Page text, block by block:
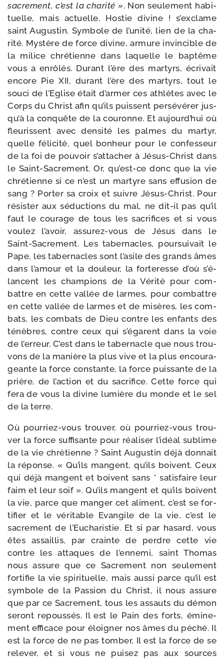
sacre­ment, c’est la cha­ri­té ». Non seule­ment habi­
tuelle, mais actuelle. Hostie divine ! s’ex­clame
saint Augustin. Symbole de l’u­ni­té, lien de la cha­
ri­té. Mystère de force divine, armure invin­cible de
la milice chré­tienne dans laquelle le bap­tême
vous a enrô­lés. Durant l’ère des mar­tyrs, écri­vait
encore Pie XII, durant l’ère des mar­tyrs, tout le
sou­ci de l’Eglise était d’ar­mer ces ath­lètes avec le
Corps du Christ afin qu’ils puissent per­sé­vé­rer jus­
qu’à la conquête de la cou­ronne. Et aujourd’­hui où
fleu­rissent avec den­si­té les palmes du mar­tyr,
quelle féli­ci­té, quel bon­heur pour le confes­seur
de la foi de pou­voir s’at­ta­cher à Jésus-​Christ dans
le Saint-​Sacrement. Or, qu’est-​ce donc que la vie
chré­tienne si ce n’est un mar­tyre sans effu­sion de
sang ? Porter sa croix et suivre Jésus-​Christ. Pour
résis­ter aux séduc­tions du mal, ne dit-​il pas qu’il
faut le cou­rage de tous les sacri­fices et si vous
vou­lez l’a­voir, assurez-​vous de Jésus dans le
Saint-​Sacrement. Les taber­nacles, pour­sui­vait le
Pape, les taber­nacles sont l’a­sile des grands âmes
dans l’a­mour et la dou­leur, la for­te­resse d’où s’é­
lancent les cham­pions de la Vérité pour com­
battre en cette val­lée de larmes, pour com­battre
en cette val­lée de larmes et de misères, les com­
bats, les com­bats de Dieu contre les enfants des
ténèbres, contre ceux qui s’é­garent dans la voie
de l’er­reur. C’est dans le taber­nacle que nous trou­
vons de la manière la plus vive et la plus encou­ra­
geante la force constante, la force puis­sante de la
prière, de l’ac­tion et du sacri­fice. Cette force qui
fera de vous la divine lumière du monde et le sel
de la terre.
Où pourriez-​vous trou­ver, où pourriez-​vous trou­
ver la force suf­fi­sante pour réa­li­ser l’i­déal sublime
de la vie chré­tienne ? Saint Augustin déjà don­nait
la réponse. « Qu’ils mangent, qu’ils boivent. Ceux
qui déjà mangent et boivent sans * satis­faire leur
faim et leur soif ». Qu’ils mangent et qu’ils boivent
la vie, parce que man­ger cet ali­ment, c’est se for­
ti­fier et le véri­table Evangile de la vie, c’est le
sacre­ment de l’Eucharistie. Et si par hasard, vous
êtes assaillis, par crainte de perdre cette vie
contre les attaques de l’en­ne­mi, saint Thomas
nous assure que ce Sacrement non seule­ment
for­ti­fie la vie spi­ri­tuelle, mais aus­si parce qu’il est
sym­bole de la Passion du Christ, il nous assure
que par ce Sacrement, tous les assauts du démon
seront repous­sés. Il est le Pain des forts, émi­ne­
ment effi­cace pour éloi­gner nos âmes du péché. Il
est la force de ne pas tom­ber, Il est la force de se
rele­ver, et si vous ne pui­sez pas aux sources